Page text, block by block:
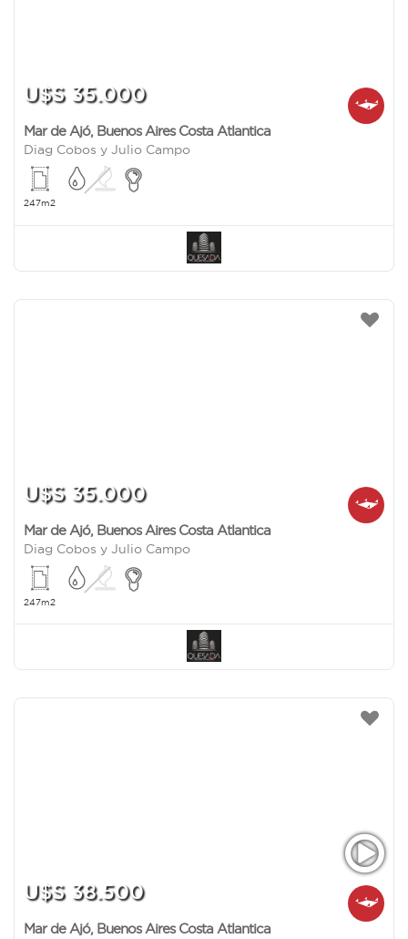
U$S 35.000
Mar de Ajó, Buenos Aires Costa Atlantica
Diag Cobos y Julio Campo
247m2
U$S 35.000
Mar de Ajó, Buenos Aires Costa Atlantica
Diag Cobos y Julio Campo
247m2
U$S 38.500
Mar de Ajó, Buenos Aires Costa Atlantica